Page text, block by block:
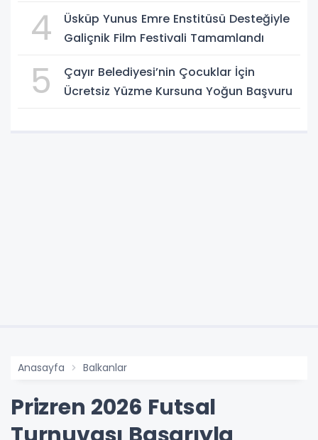
4
Üsküp Yunus Emre Enstitüsü Desteğiyle
Galiçnik Film Festivali Tamamlandı
5
Çayır Belediyesi’nin Çocuklar İçin
Ücretsiz Yüzme Kursuna Yoğun Başvuru
Anasayfa Balkanlar
Prizren 2026 Futsal